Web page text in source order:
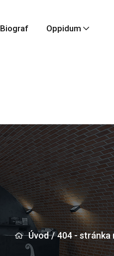
Biograf Oppidum
Úvod / 404 - stránka